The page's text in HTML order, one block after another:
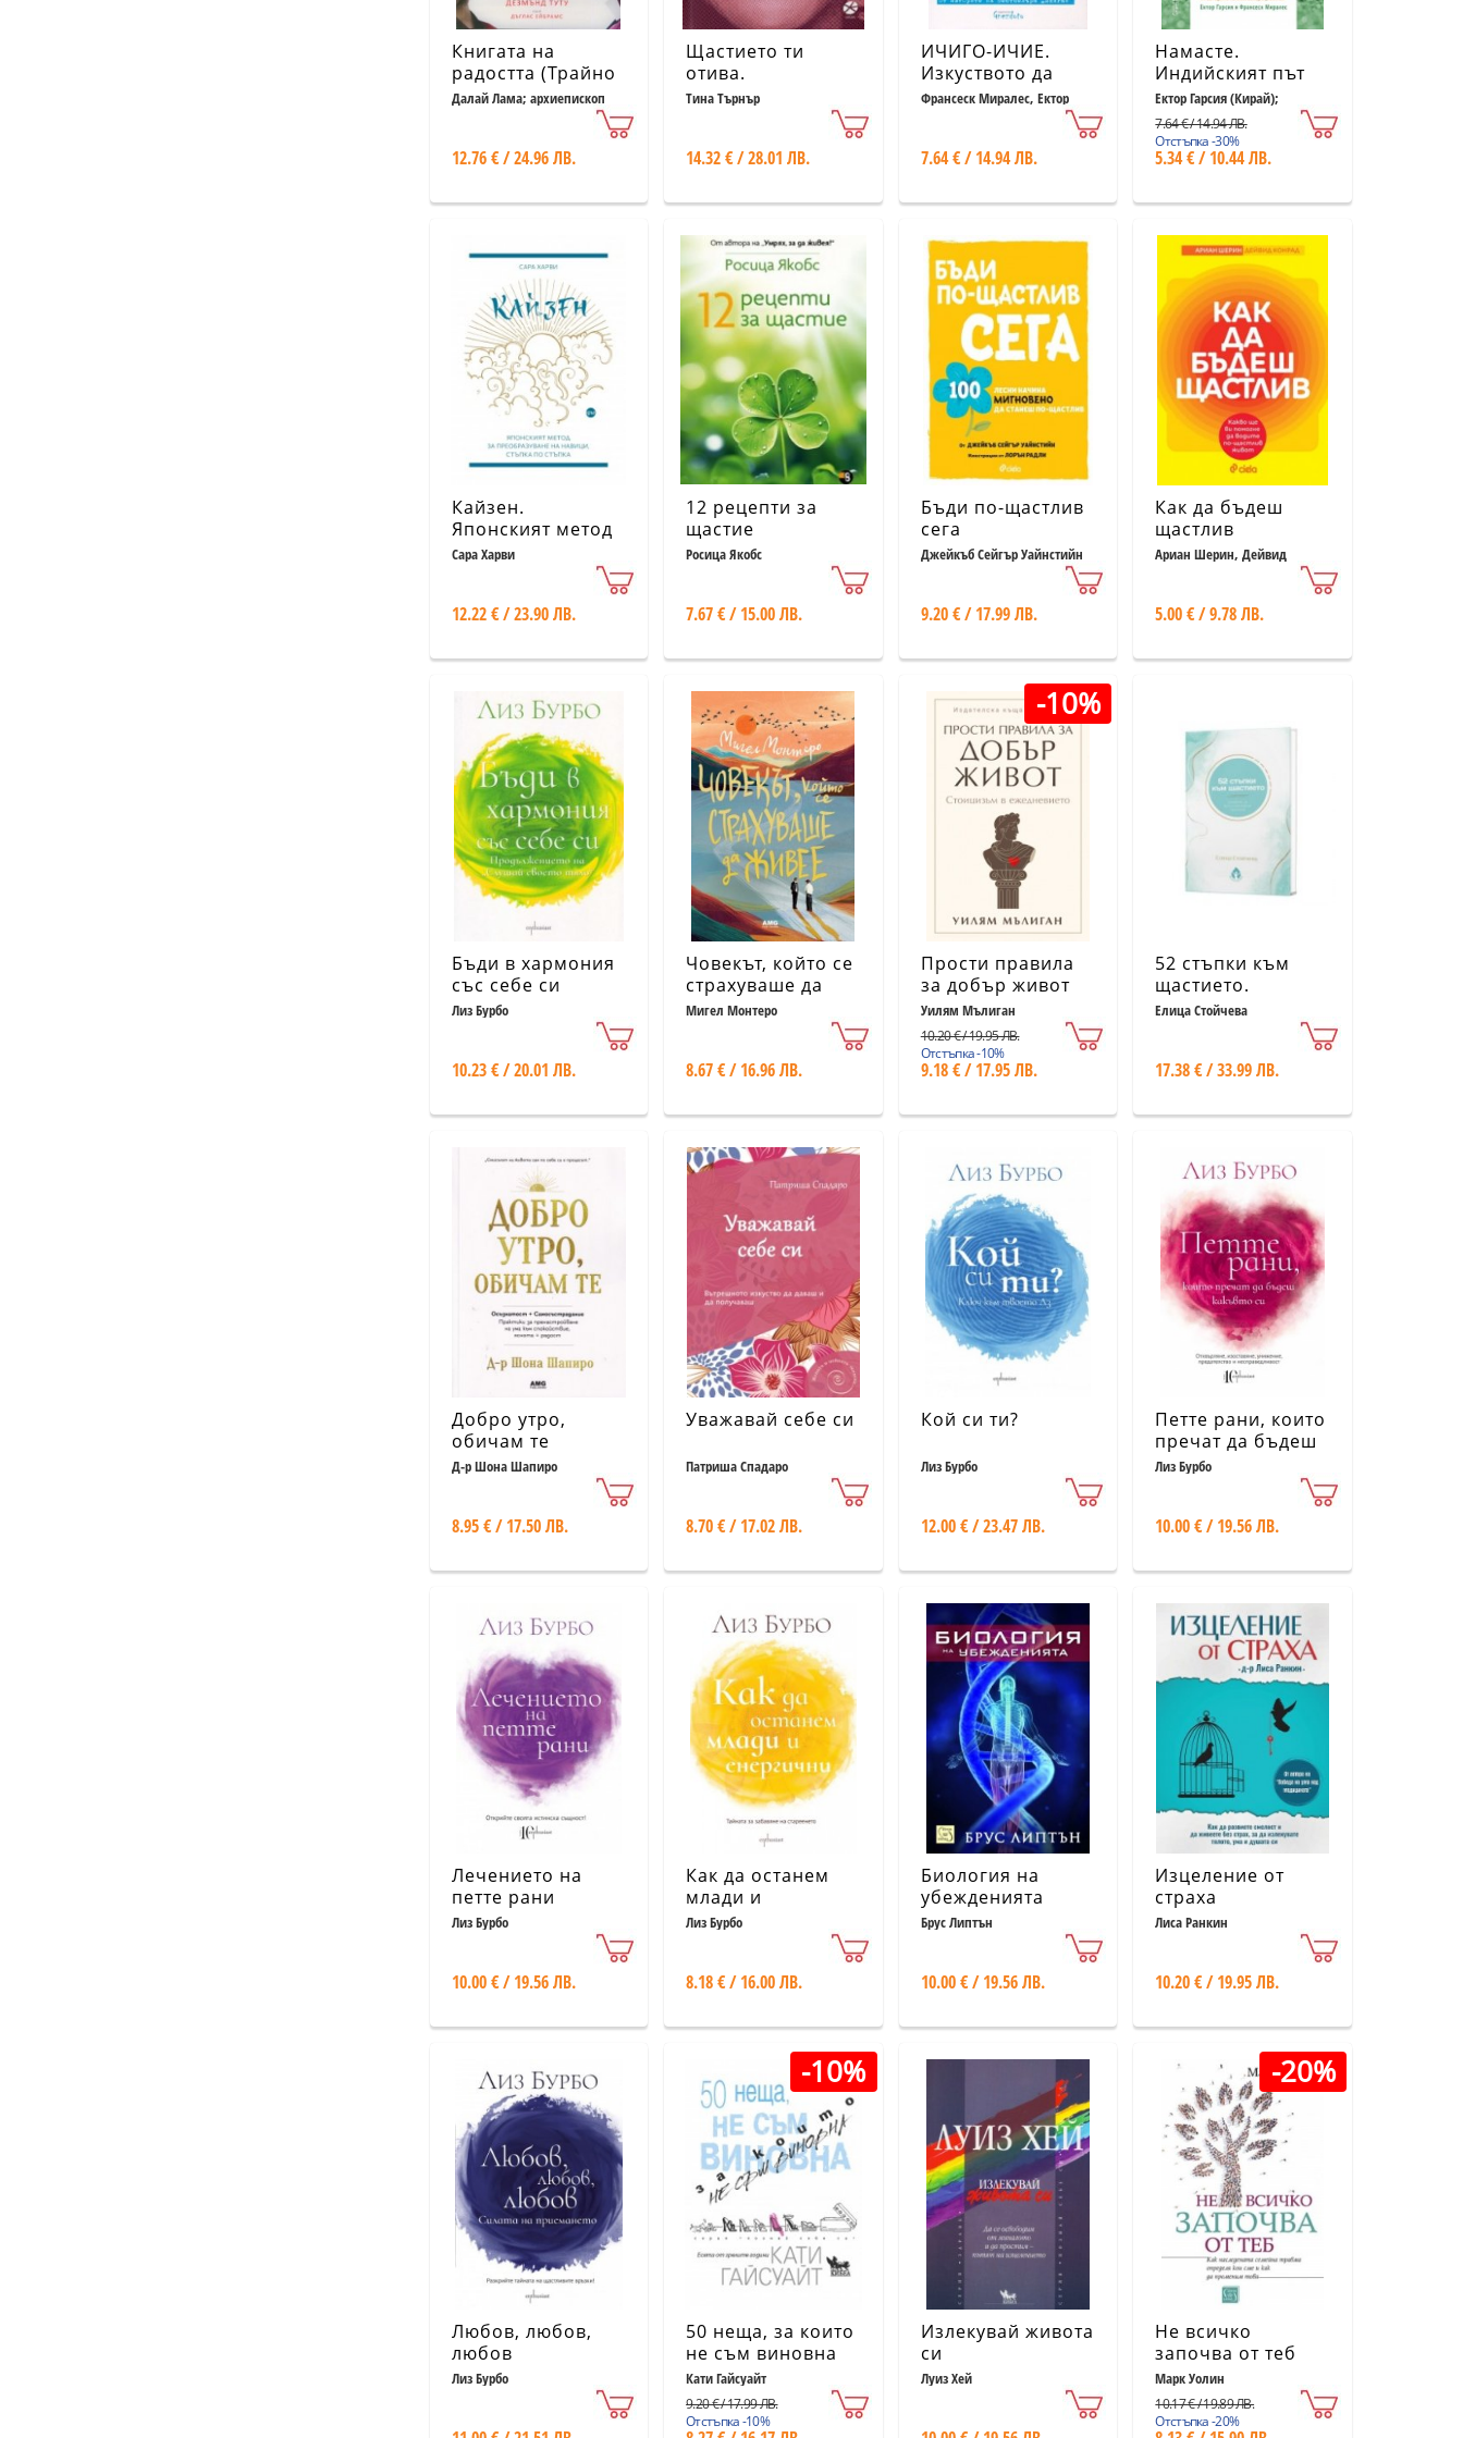
Книгата на
радостта (Трайно
щастие в свят на
Далай Лама; архиепископ
12.76 € / 24.96 ЛВ.
Щастието ти
отива.
Пътеводител за
по-добър живот
Тина Търнър
14.32 € / 28.01 ЛВ.
ИЧИГО-ИЧИЕ.
Изкуството да
превръщаме
незабравима
Франсеск Миралес, Ектор
7.64 € / 14.94 ЛВ.
Намасте.
Индийският път
към щастието,
удовлетворението
и успеха
Ектор Гарсия (Кирай);
7.64 € / 14.94 ЛВ.
Отстъпка -30%
5.34 € / 10.44 ЛВ.
Кайзен.
Японският метод
за преобразуване
на навици, стъпка
Сара Харви
12.22 € / 23.90 ЛВ.
12 рецепти за
щастие
Росица Якобс
7.67 € / 15.00 ЛВ.
Бъди по-щастлив
сега
Джейкъб Сейгър Уайнстийн
9.20 € / 17.99 ЛВ.
Как да бъдеш
щастлив
Ариан Шерин, Дейвид
5.00 € / 9.78 ЛВ.
Бъди в хармония
със себе си
Лиз Бурбо
10.23 € / 20.01 ЛВ.
Човекът, който се
страхуваше да
живее
Мигел Монтеро
8.67 € / 16.96 ЛВ.
-10%
Прости правила
за добър живот
Уилям Мълиган
10.20 € / 19.95 ЛВ.
Отстъпка -10%
9.18 € / 17.95 ЛВ.
52 стъпки към
щастието.
Дневник за
Елица Стойчева
17.38 € / 33.99 ЛВ.
Добро утро,
обичам те
Д-р Шона Шапиро
8.95 € / 17.50 ЛВ.
Уважавай себе си
Патриша Спадаро
8.70 € / 17.02 ЛВ.
Кой си ти?
Лиз Бурбо
12.00 € / 23.47 ЛВ.
Петте рани, които
пречат да бъдеш
какъвто си
Лиз Бурбо
10.00 € / 19.56 ЛВ.
Лечението на
петте рани
Лиз Бурбо
10.00 € / 19.56 ЛВ.
Как да останем
млади и
енергични
Лиз Бурбо
8.18 € / 16.00 ЛВ.
Биология на
убежденията
Брус Липтън
10.00 € / 19.56 ЛВ.
Изцеление от
страха
Лиса Ранкин
10.20 € / 19.95 ЛВ.
Любов, любов,
любов
Лиз Бурбо
-10%
50 неща, за които
не съм виновна
Кати Гайсуайт
9.20 € / 17.99 ЛВ.
Отстъпка -10%
Излекувай живота
си
Луиз Хей
-20%
Не всичко
започва от теб
Марк Уолин
10.17 € / 19.89 ЛВ.
Отстъпка -20%